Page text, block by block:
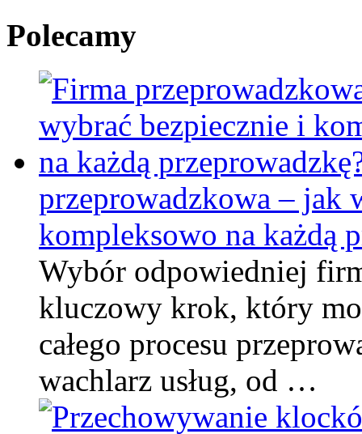
Polecamy
przeprowadzkowa – jak
kompleksowo na każdą
Wybór odpowiedniej
kluczowy krok, który
całego procesu
wachlarz usług, od …